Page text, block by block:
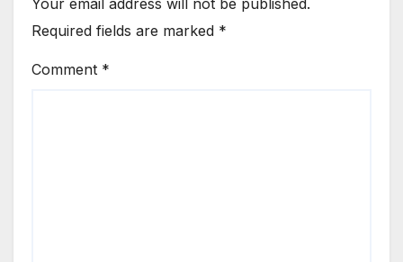
Your email address will not be published.
Required fields are marked *
Comment *